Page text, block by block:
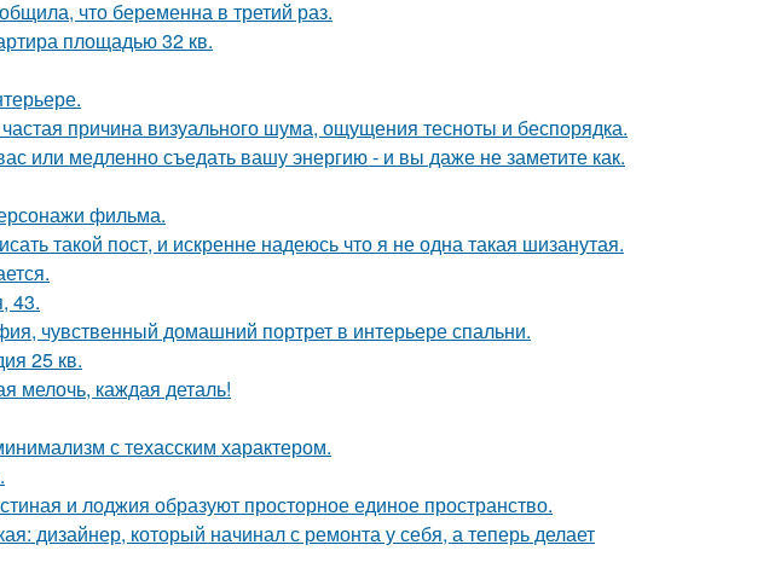
что беременна в третий раз.
площадью 32 кв.
причина визуального шума, ощущения тесноты и беспорядка.
или медленно съедать вашу энергию - и вы даже не заметите как.
фильма.
такой пост, и искренне надеюсь что я не одна такая шизанутая.
43.
чувственный домашний портрет в интерьере спальни.
25 кв.
мелочь, каждая деталь!
с техасским характером.
и лоджия образуют просторное единое пространство.
дизайнер, который начинал с ремонта у себя, а теперь делает